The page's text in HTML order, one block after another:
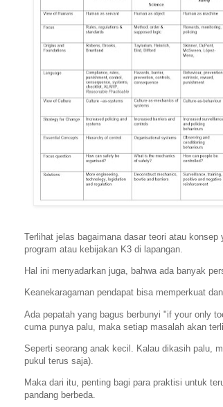
Terlihat jelas bagaimana dasar teori atau
program atau kebijakan K3 di lapangan.
Hal ini menyadarkan juga, bahwa ada banyak
Keanekaragaman pendapat bisa memperkuat
Ada pepatah yang bagus berbunyi "if your only
cuma punya palu, maka setiap masalah akan
Seperti seorang anak kecil. Kalau dikasih palu,
pukul terus saja).
Maka dari itu, penting bagi para praktisi untuk
pandang berbeda.